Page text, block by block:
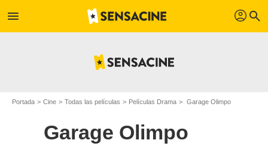
menu profil search
Portada Cine Todas las películas Películas Drama Garage Olimpo
Garage Olimpo